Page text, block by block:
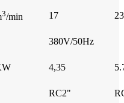
3/min 17 23
380V/50Hz
4,35
RC2"